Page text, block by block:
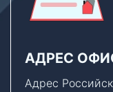
АДРЕС
Адрес